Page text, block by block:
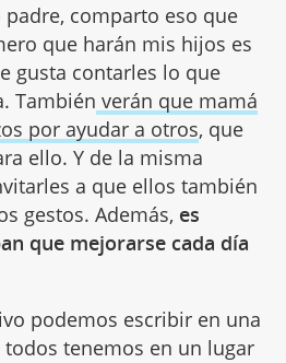
comparto eso que
que harán mis hijos es
gusta contarles lo que
También verán que mamá
por ayudar a otros, que
ello. Y de la misma
a que ellos también
gestos. Además, es
que mejorarse cada día
podemos escribir en una
todos tenemos en un lugar